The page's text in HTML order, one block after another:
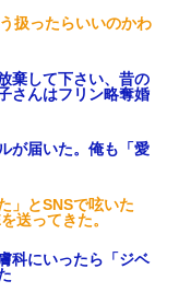
扱ったらいいのかわ
棄して下さい、昔の
さんはフリン略奪婚
が届いた。俺も「愛
」とSNSで呟いた
送ってきた。
科にいったら「ジベ